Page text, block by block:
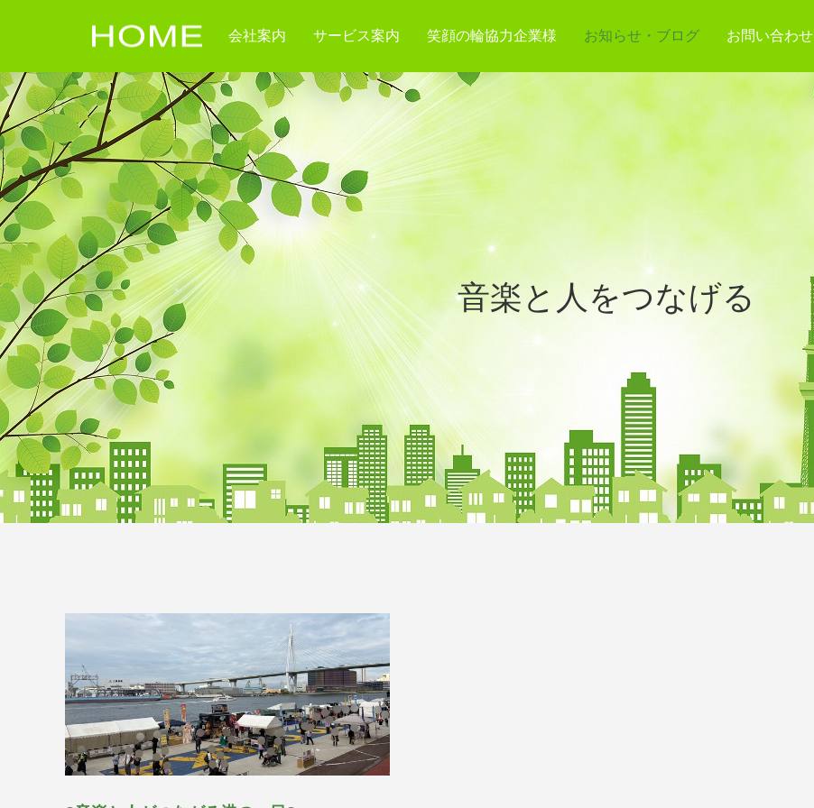
会社案内 サービス案内 笑顔の輪協力企業様 お知らせ・ブログ お問い合わせ
音楽と人をつなげる